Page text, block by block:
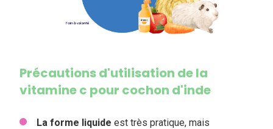
Précautions d'utilisation de la
vitamine c pour cochon d'inde
La forme liquide est très pratique, mais